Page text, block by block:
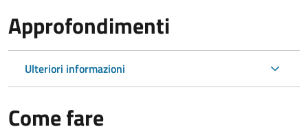
Approfondimenti
Ulteriori informazioni
Come fare